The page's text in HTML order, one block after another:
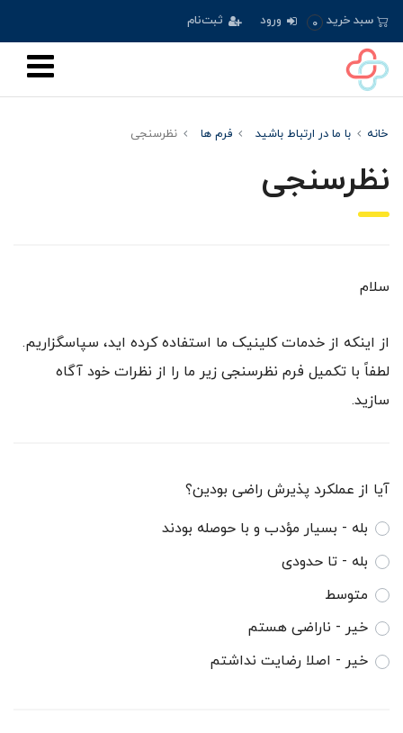
سبد خرید 0 ورود ثبت‌نام
خانه با ما در ارتباط باشید فرم ها نظرسنجی
نظرسنجی
سلام
از اینکه از خدمات کلینیک ما استفاده کرده اید، سپاسگزاریم.
لطفاً با تکمیل فرم نظرسنجی زیر ما را از نظرات خود آگاه
سازید.
آیا از عملکرد پذیرش راضی بودین؟
بله - بسیار مؤدب و با حوصله بودند
بله - تا حدودی
متوسط
خیر - ناراضی هستم
خیر - اصلا رضایت نداشتم